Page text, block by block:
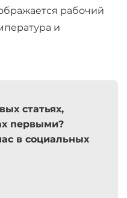
рабочий
и
статьях,
первыми?
в социальных